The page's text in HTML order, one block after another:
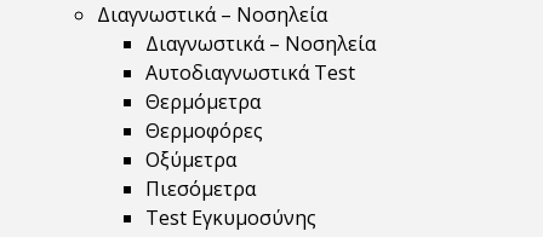
Διαγνωστικά – Νοσηλεία
Διαγνωστικά – Νοσηλεία
Αυτοδιαγνωστικά Test
Θερμόμετρα
Θερμοφόρες
Οξύμετρα
Πιεσόμετρα
Test Εγκυμοσύνης